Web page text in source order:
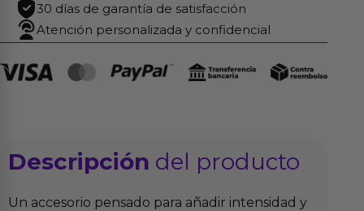
30 días de garantía de satisfacción
Atención personalizada y confidencial
Descripción del producto
Un accesorio pensado para añadir intensidad y